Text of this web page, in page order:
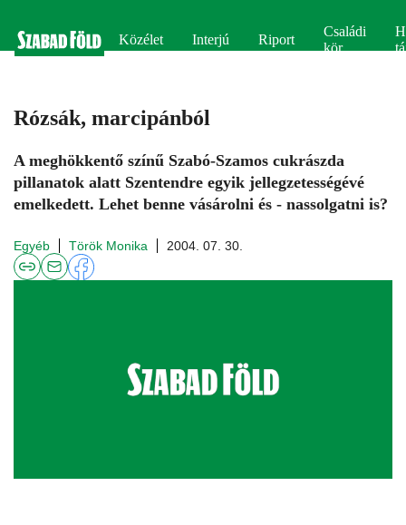
Közélet Interjú Riport
Családi
kör
Rózsák, marcipánból
A meghökkentő színű Szabó-Szamos cukrászda
pillanatok alatt Szentendre egyik jellegzetességévé
emelkedett. Lehet benne vásárolni és - nassolgatni is?
Egyéb Török Monika 2004. 07. 30.